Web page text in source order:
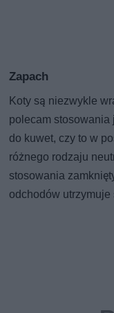
Zapach
Koty są niezwykle
polecam
do kuwet, czy to w
różnego rodzaju
stosowania
odchodów utrzymuje